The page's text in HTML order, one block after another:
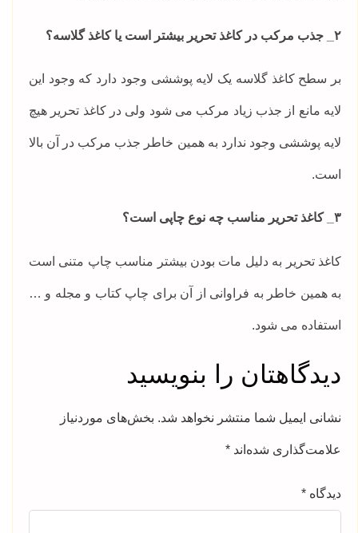
۲_ جذب مرکب در کاغذ تحریر بیشتر است یا کاغذ گلاسه؟
بر سطح کاغذ گلاسه یک لایه پوششی وجود دارد که وجود این
لایه مانع از جذب زیاد مرکب می شود ولی در کاغذ تحریر هیچ
لایه پوششی وجود ندارد به همین خاطر جذب مرکب در آن بالا
است.
۳_ کاغذ تحریر مناسب چه نوع چاپی است؟
کاغذ تحریر به دلیل مات بودن بیشتر مناسب چاپ متنی است
به همین خاطر به فراوانی از آن برای چاپ کتاب و مجله و …
استفاده می شود.
دیدگاهتان را بنویسید
نشانی ایمیل شما منتشر نخواهد شد. بخش‌های موردنیاز
علامت‌گذاری شده‌اند *
دیدگاه *